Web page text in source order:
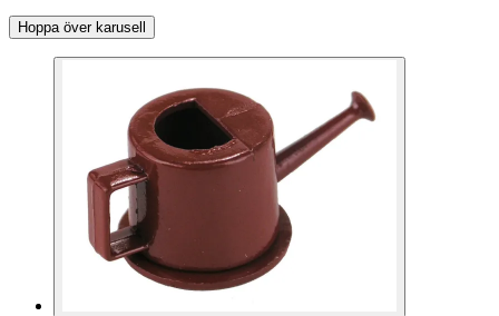
Hoppa över karusell